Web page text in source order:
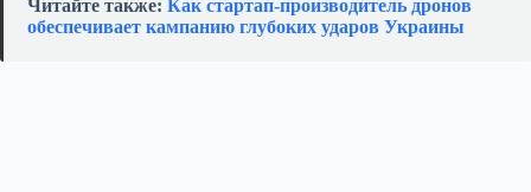
Читайте также: Как стартап‑производитель дронов
обеспечивает кампанию глубоких ударов Украины